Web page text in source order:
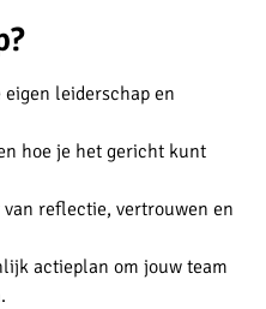
leiderschap en
hoe je het gericht kunt
reflectie, vertrouwen en
actieplan om jouw team